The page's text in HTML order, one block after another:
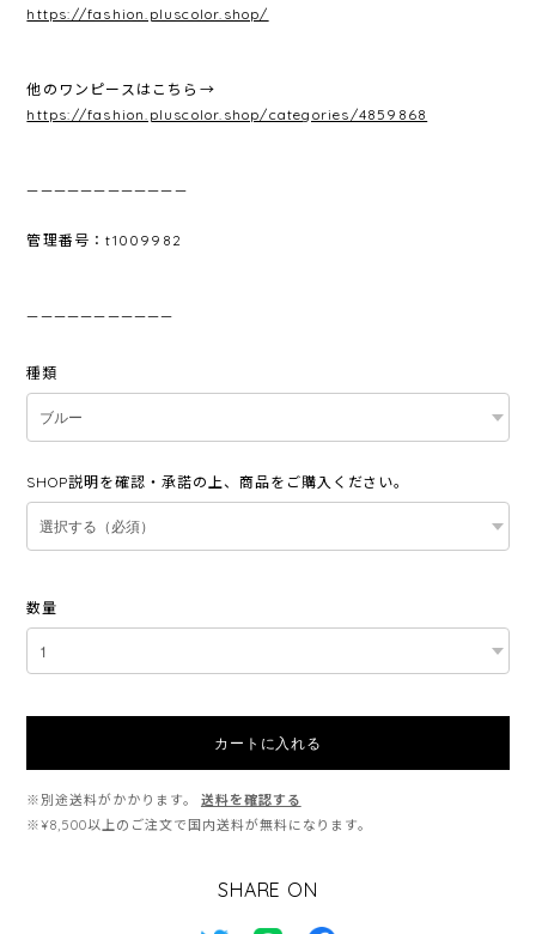
https://fashion.pluscolor.shop/
他のワンピースはこちら→
https://fashion.pluscolor.shop/categories/4859868
————————————
管理番号：t1009982
———————————
種類
SHOP説明を確認・承諾の上、商品をご購入ください。
数量
カートに入れる
※別途送料がかかります。
送料を確認する
※¥8,500以上のご注文で国内送料が無料になります。
SHARE ON